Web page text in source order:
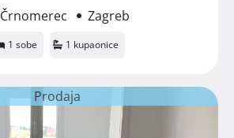
Črnomerec
Zagreb
1 sobe 1 kupaonice
Prodaja